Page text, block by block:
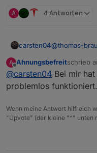
A 4 Antworten
carsten04@thomas-
gegangen ist?
Email mit
genommen :-)
A
Offline
Ahnungsbefreitschrieb
zuletzt
@carsten04 Bei mir
problemlos funktioniert.
Wenn meine Antwort hilfreich
"Upvote" (der kleine "^" unten